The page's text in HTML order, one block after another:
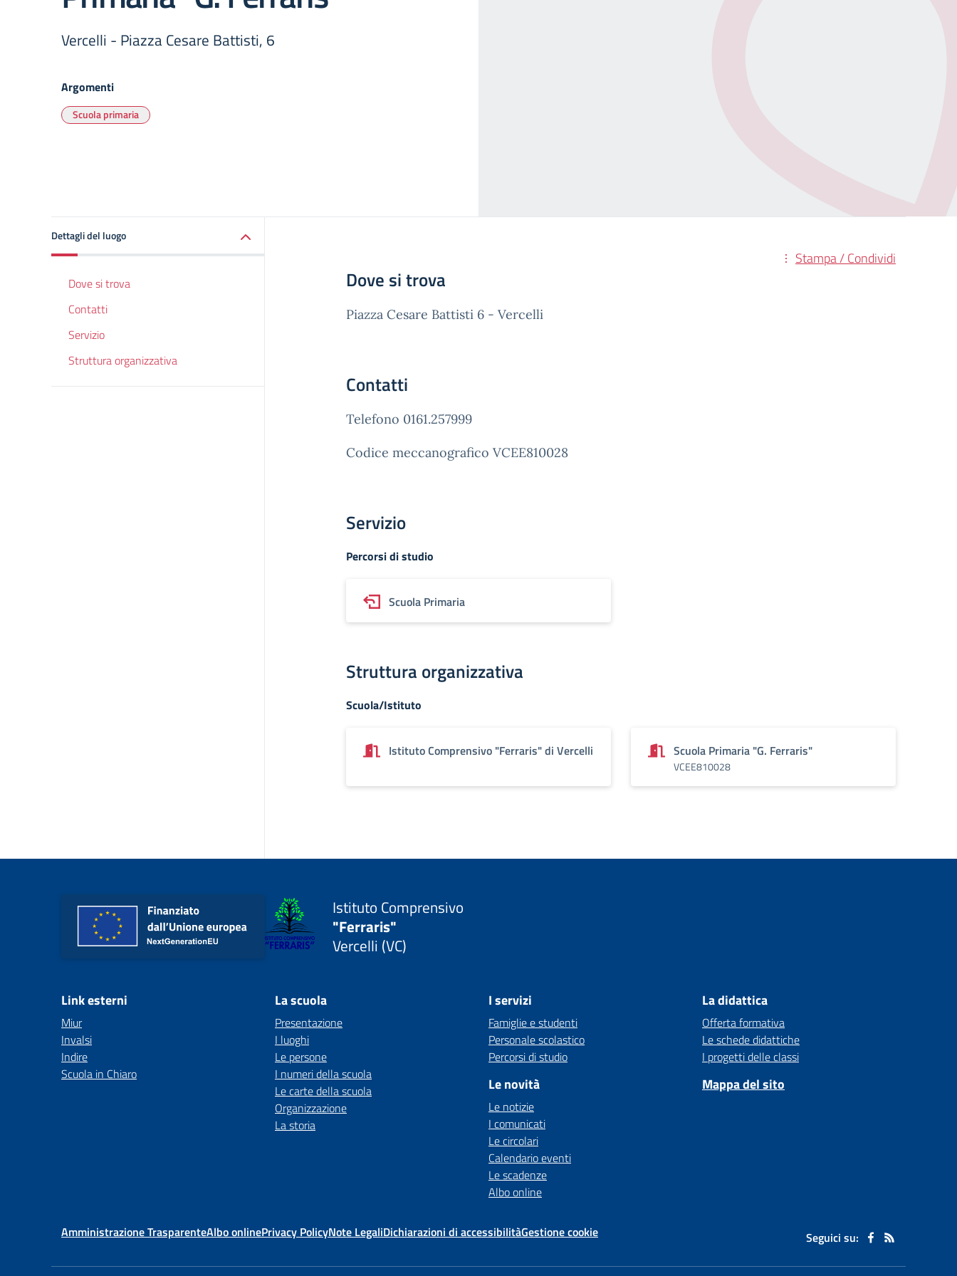
Vercelli - Piazza Cesare Battisti, 6
Argomenti
Scuola primaria
Dettagli del luogo
Dove si trova
Contatti
Servizio
Struttura organizzativa
Stampa / Condividi
Dove si trova
Piazza Cesare Battisti 6 - Vercelli
Contatti
Telefono 0161.257999
Codice meccanografico VCEE810028
Servizio
Percorsi di studio
Scuola Primaria
Struttura organizzativa
Scuola/Istituto
Istituto Comprensivo "Ferraris" di Vercelli Scuola Primaria "G. Ferraris"
VCEE810028
Istituto Comprensivo
"Ferraris"
Vercelli (VC)
Link esterni
Miur
Invalsi
Indire
Scuola in Chiaro
La scuola
Presentazione
I luoghi
Le persone
I numeri della scuola
Le carte della scuola
Organizzazione
La storia
I servizi
Famiglie e studenti
Personale scolastico
Percorsi di studio
Le novità
Le notizie
I comunicati
Le circolari
Calendario eventi
Le scadenze
Albo online
La didattica
Offerta formativa
Le schede didattiche
I progetti delle classi
Mappa del sito
Amministrazione TrasparenteAlbo onlinePrivacy PolicyNote LegaliDichiarazioni di accessibilitàGestione cookie Seguici su: